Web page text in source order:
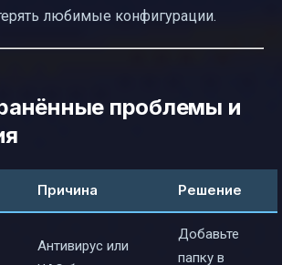
любимые конфигурации.
проблемы и
Причина Решение
Антивирус или
Добавьте
папку в